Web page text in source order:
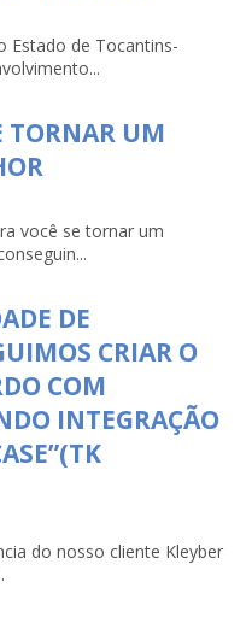
Estado de Tocantins-
TORNAR UM
você se tornar um
DE
CRIAR O
COM
INTEGRAÇÃO
do nosso cliente Kleyber